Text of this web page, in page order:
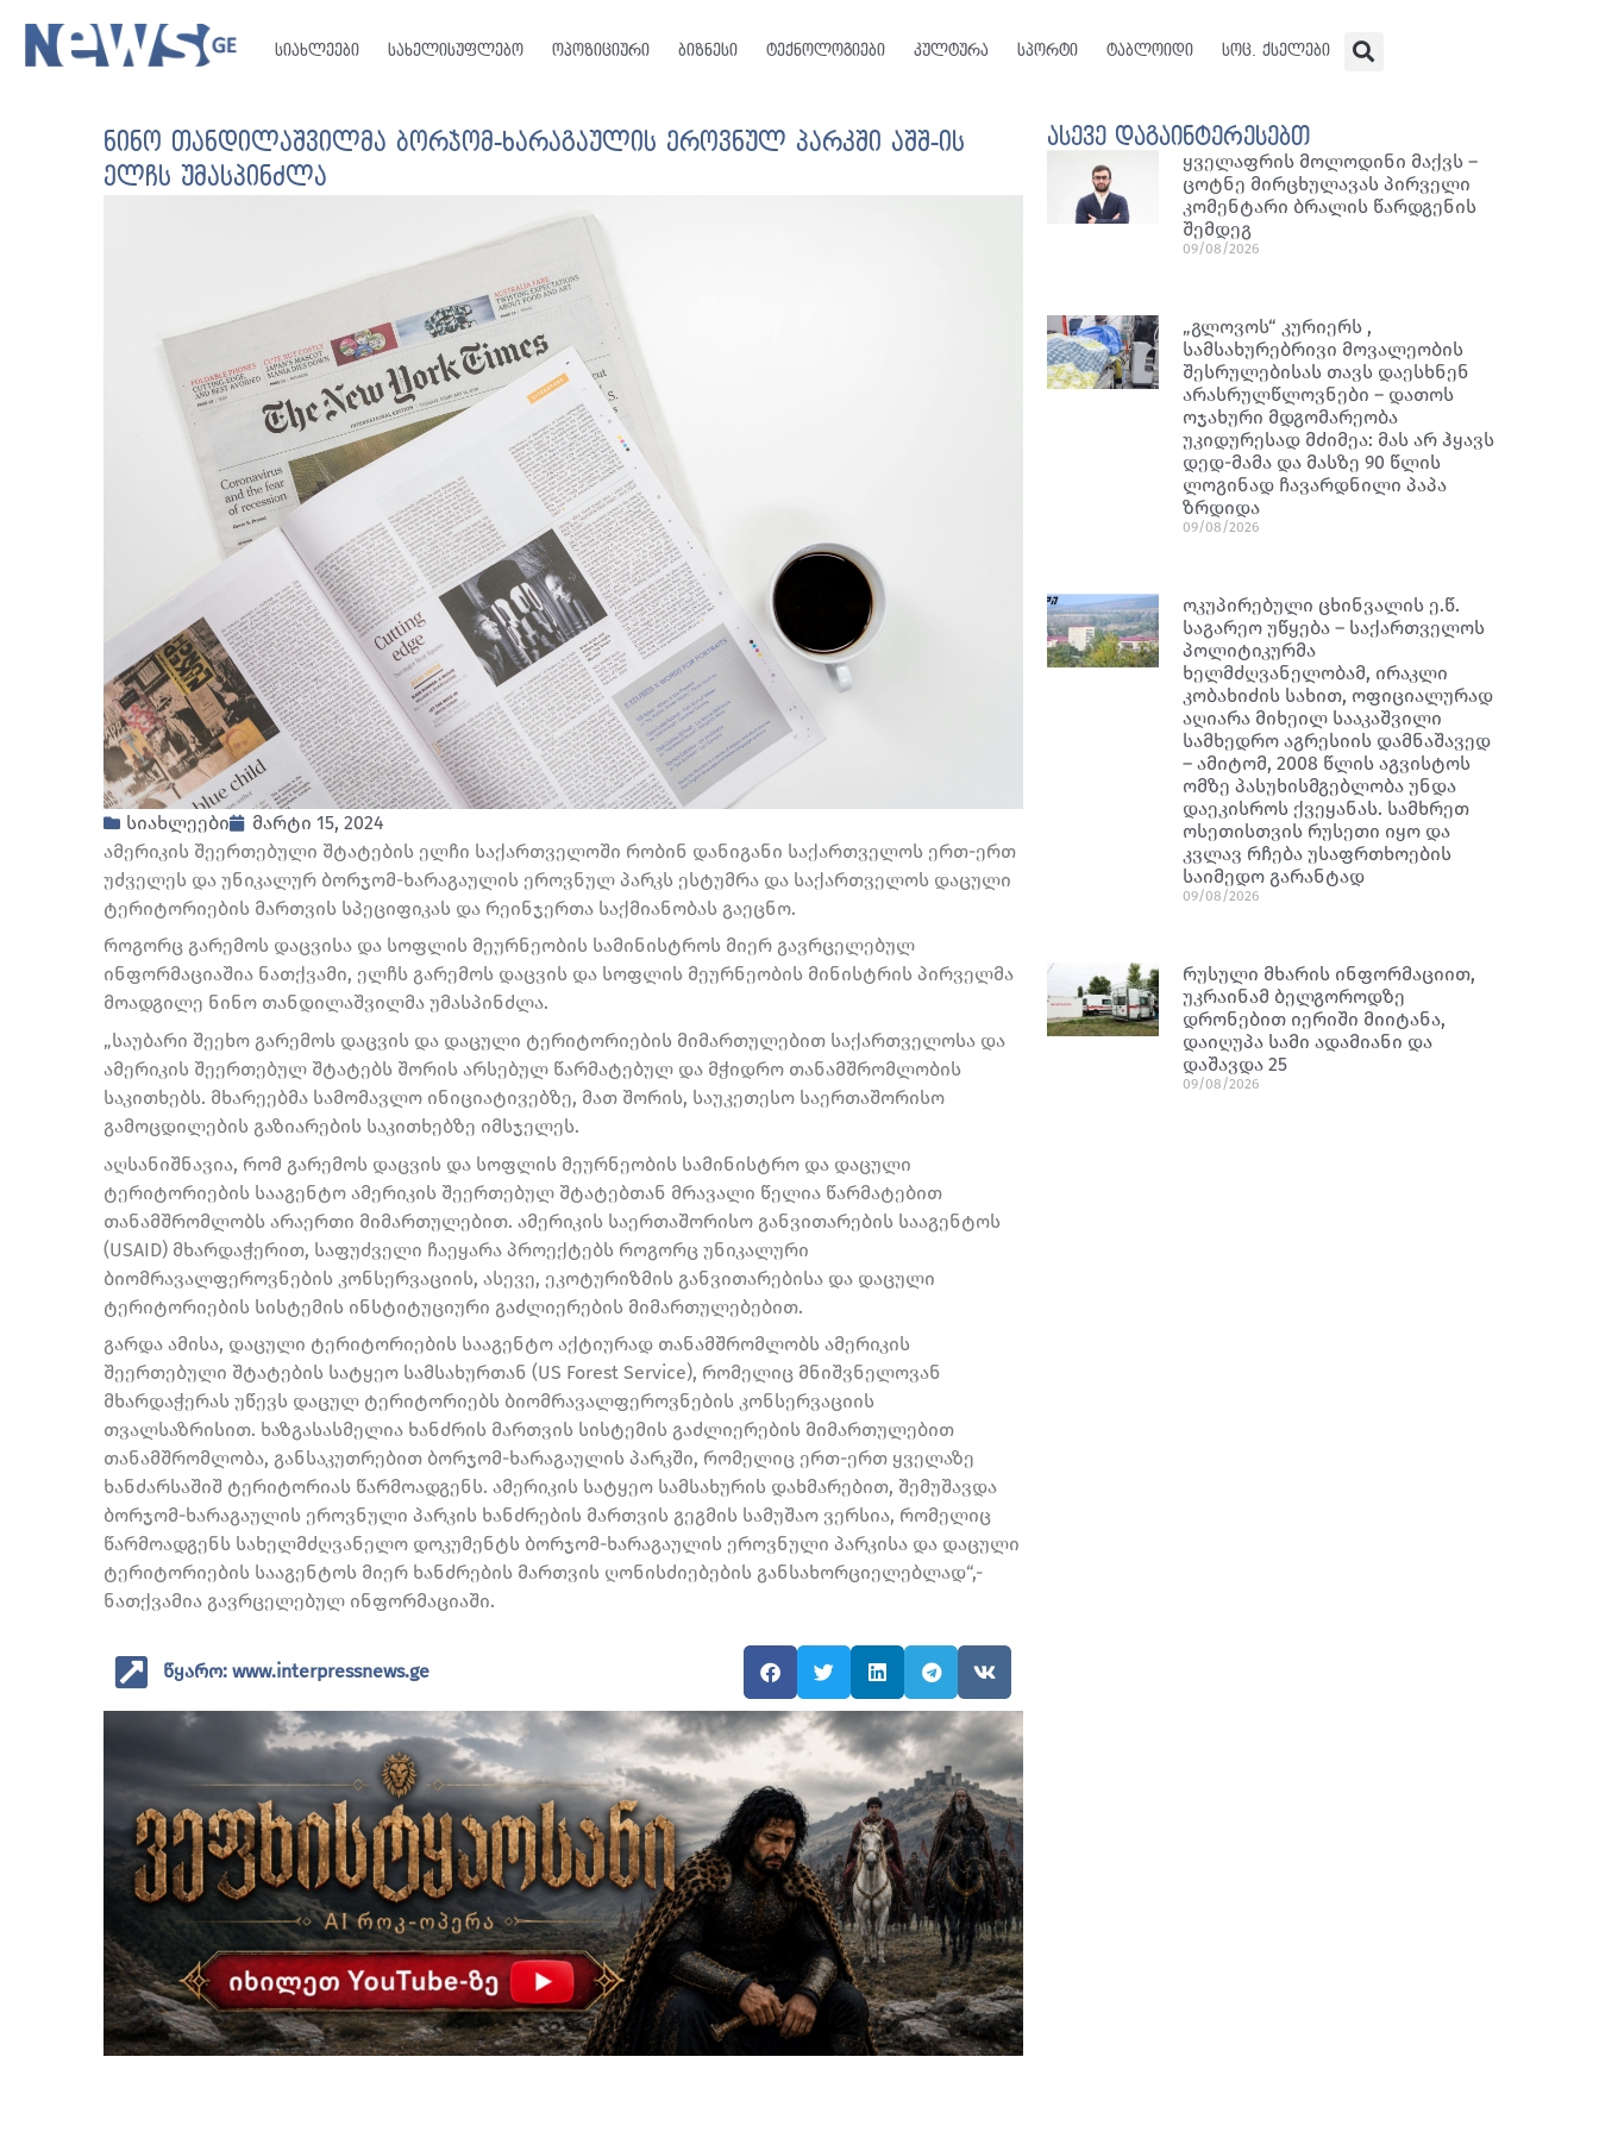
სიახლეები სახელისუფლებო ოპოზიციური ბიზნესი ტექნოლოგიები კულტურა სპორტი ტაბლოიდი სოც. ქსელები
ნინო თანდილაშვილმა ბორჯომ-ხარაგაულის ეროვნულ პარკში აშშ-ის
ელჩს უმასპინძლა
სიახლეები
მარტი 15, 2024
ამერიკის შეერთებული შტატების ელჩი საქართველოში რობინ დანიგანი საქართველოს ერთ-ერთ
უძველეს და უნიკალურ ბორჯომ-ხარაგაულის ეროვნულ პარკს ესტუმრა და საქართველოს დაცული
ტერიტორიების მართვის სპეციფიკას და რეინჯერთა საქმიანობას გაეცნო.
როგორც გარემოს დაცვისა და სოფლის მეურნეობის სამინისტროს მიერ გავრცელებულ
ინფორმაციაშია ნათქვამი, ელჩს გარემოს დაცვის და სოფლის მეურნეობის მინისტრის პირველმა
მოადგილე ნინო თანდილაშვილმა უმასპინძლა.
„საუბარი შეეხო გარემოს დაცვის და დაცული ტერიტორიების მიმართულებით საქართველოსა და
ამერიკის შეერთებულ შტატებს შორის არსებულ წარმატებულ და მჭიდრო თანამშრომლობის
საკითხებს. მხარეებმა სამომავლო ინიციატივებზე, მათ შორის, საუკეთესო საერთაშორისო
გამოცდილების გაზიარების საკითხებზე იმსჯელეს.
აღსანიშნავია, რომ გარემოს დაცვის და სოფლის მეურნეობის სამინისტრო და დაცული
ტერიტორიების სააგენტო ამერიკის შეერთებულ შტატებთან მრავალი წელია წარმატებით
თანამშრომლობს არაერთი მიმართულებით. ამერიკის საერთაშორისო განვითარების სააგენტოს
(USAID) მხარდაჭერით, საფუძველი ჩაეყარა პროექტებს როგორც უნიკალური
ბიომრავალფეროვნების კონსერვაციის, ასევე, ეკოტურიზმის განვითარებისა და დაცული
ტერიტორიების სისტემის ინსტიტუციური გაძლიერების მიმართულებებით.
გარდა ამისა, დაცული ტერიტორიების სააგენტო აქტიურად თანამშრომლობს ამერიკის
შეერთებული შტატების სატყეო სამსახურთან (US Forest Service), რომელიც მნიშვნელოვან
მხარდაჭერას უწევს დაცულ ტერიტორიებს ბიომრავალფეროვნების კონსერვაციის
თვალსაზრისით. ხაზგასასმელია ხანძრის მართვის სისტემის გაძლიერების მიმართულებით
თანამშრომლობა, განსაკუთრებით ბორჯომ-ხარაგაულის პარკში, რომელიც ერთ-ერთ ყველაზე
ხანძარსაშიშ ტერიტორიას წარმოადგენს. ამერიკის სატყეო სამსახურის დახმარებით, შემუშავდა
ბორჯომ-ხარაგაულის ეროვნული პარკის ხანძრების მართვის გეგმის სამუშაო ვერსია, რომელიც
წარმოადგენს სახელმძღვანელო დოკუმენტს ბორჯომ-ხარაგაულის ეროვნული პარკისა და დაცული
ტერიტორიების სააგენტოს მიერ ხანძრების მართვის ღონისძიებების განსახორციელებლად“,-
ნათქვამია გავრცელებულ ინფორმაციაში.
წყარო: www.interpressnews.ge
ასევე დაგაინტერესებთ
ყველაფრის მოლოდინი მაქვს –
ცოტნე მირცხულავას პირველი
კომენტარი ბრალის წარდგენის
შემდეგ
09/08/2026
„გლოვოს“ კურიერს ,
სამსახურებრივი მოვალეობის
შესრულებისას თავს დაესხნენ
არასრულწლოვნები – დათოს
ოჯახური მდგომარეობა
უკიდურესად მძიმეა: მას არ ჰყავს
დედ-მამა და მასზე 90 წლის
ლოგინად ჩავარდნილი პაპა
ზრდიდა
09/08/2026
ოკუპირებული ცხინვალის ე.წ.
საგარეო უწყება – საქართველოს
პოლიტიკურმა
ხელმძღვანელობამ, ირაკლი
კობახიძის სახით, ოფიციალურად
აღიარა მიხეილ სააკაშვილი
სამხედრო აგრესიის დამნაშავედ
– ამიტომ, 2008 წლის აგვისტოს
ომზე პასუხისმგებლობა უნდა
დაეკისროს ქვეყანას. სამხრეთ
ოსეთისთვის რუსეთი იყო და
კვლავ რჩება უსაფრთხოების
საიმედო გარანტად
09/08/2026
რუსული მხარის ინფორმაციით,
უკრაინამ ბელგოროდზე
დრონებით იერიში მიიტანა,
დაიღუპა სამი ადამიანი და
დაშავდა 25
09/08/2026